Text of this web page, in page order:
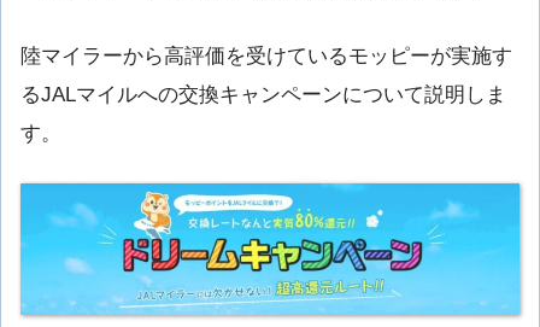
陸マイラーから高評価を受けているモッピーが実施す
るJALマイルへの交換キャンペーンについて説明しま
す。